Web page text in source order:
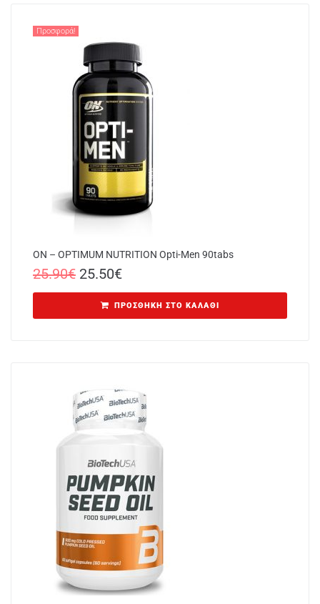
Προσφορά!
ON – OPTIMUM NUTRITION Opti-Men 90tabs
25.90€ 25.50€
ΠΡΟΣΘΉΚΗ ΣΤΟ ΚΑΛΆΘΙ